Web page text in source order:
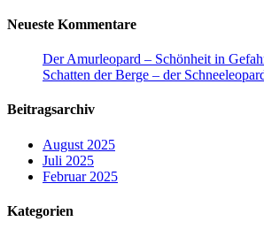
Neueste Kommentare
Der Amurleopard – Schönheit in
Schatten der Berge – der
Beitragsarchiv
August 2025
Juli 2025
Februar 2025
Kategorien